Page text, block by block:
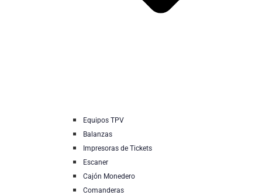
Equipos TPV
Balanzas
Impresoras de Tickets
Escaner
Cajón Monedero
Comanderas